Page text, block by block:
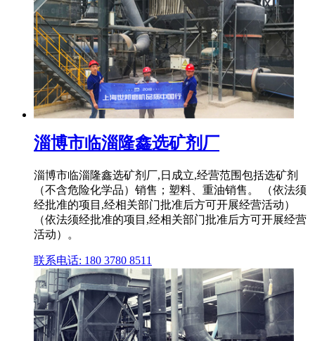
淄博市临淄隆鑫选矿剂厂
淄博市临淄隆鑫选矿剂厂,日成立,经营范围包括选矿剂
（不含危险化学品）销售；塑料、重油销售。 （依法须
经批准的项目,经相关部门批准后方可开展经营活动）
（依法须经批准的项目,经相关部门批准后方可开展经营
活动）。
联系电话: 180 3780 8511